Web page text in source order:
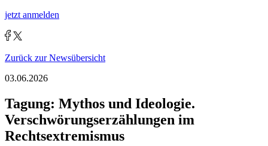
jetzt anmelden
Zurück zur Newsübersicht
03.06.2026
Tagung: Mythos und Ideologie.
Verschwörungserzählungen im
Rechtsextremismus